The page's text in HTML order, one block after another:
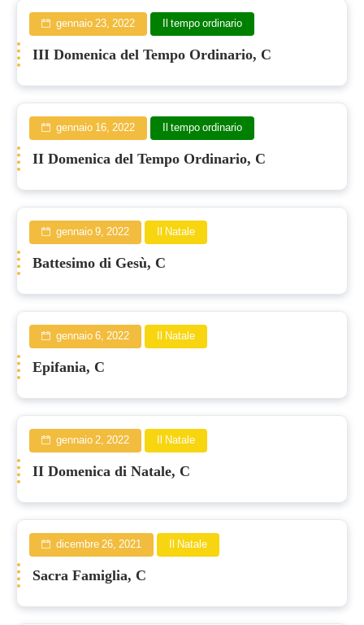
gennaio 23, 2022 Il tempo ordinario
III Domenica del Tempo Ordinario, C
gennaio 16, 2022 Il tempo ordinario
II Domenica del Tempo Ordinario, C
gennaio 9, 2022 Il Natale
Battesimo di Gesù, C
gennaio 6, 2022 Il Natale
Epifania, C
gennaio 2, 2022 Il Natale
II Domenica di Natale, C
dicembre 26, 2021 Il Natale
Sacra Famiglia, C